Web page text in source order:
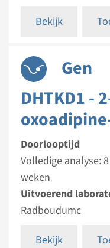
Bekijk
Gen
DHTKD1 -
Doorlooptijd
Volledige analyse:
weken
Uitvoerend
Radboudumc
Bekijk